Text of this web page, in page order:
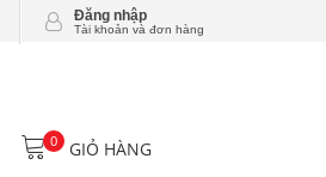
Đăng nhập
Tài khoản và đơn hàng
0 GIỎ HÀNG